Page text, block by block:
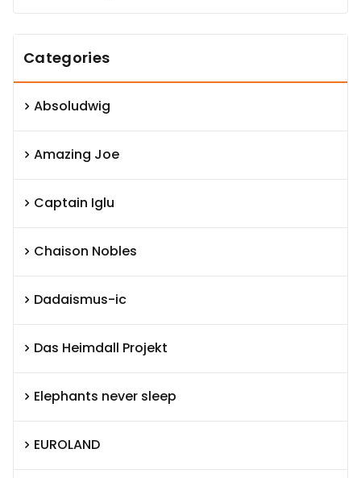
Categories
Absoludwig
Amazing Joe
Captain Iglu
Chaison Nobles
Dadaismus-ic
Das Heimdall Projekt
Elephants never sleep
EUROLAND